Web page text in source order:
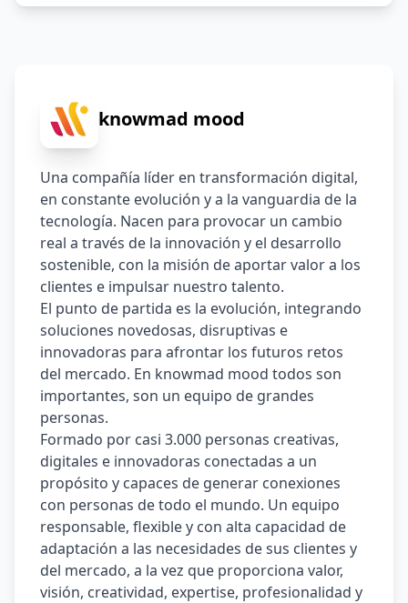
(preferentemente Git) y herramientas CI/CD
knowmad mood
Una compañía líder en transformación digital,
en constante evolución y a la vanguardia de la
tecnología. Nacen para provocar un cambio
real a través de la innovación y el desarrollo
sostenible, con la misión de aportar valor a los
clientes e impulsar nuestro talento.
El punto de partida es la evolución, integrando
soluciones novedosas, disruptivas e
innovadoras para afrontar los futuros retos
del mercado. En knowmad mood todos son
importantes, son un equipo de grandes
personas.
Formado por casi 3.000 personas creativas,
digitales e innovadoras conectadas a un
propósito y capaces de generar conexiones
con personas de todo el mundo. Un equipo
responsable, flexible y con alta capacidad de
adaptación a las necesidades de sus clientes y
del mercado, a la vez que proporciona valor,
visión, creatividad, expertise, profesionalidad y